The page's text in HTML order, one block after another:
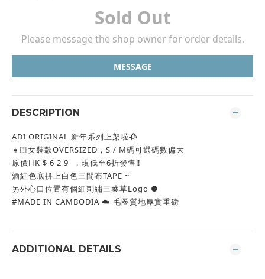
Sold Out
Please message the shop owner for order details.
MESSAGE
DESCRIPTION
ADI ORIGINAL 新年系列上架啦🥀
👧🏻女裝款OVERSIZED，S / M碼可選碼數偏大
原價HK $ 6 2 9 ，現低至6折發售‼️
酒紅色底拼上白色三間布TAPE ~
另外心口位置有個細刺繡三葉草Logo ⚈
#MADE IN CAMBODIA ☁️ 毛圈質地厚實重磅
ADDITIONAL DETAILS